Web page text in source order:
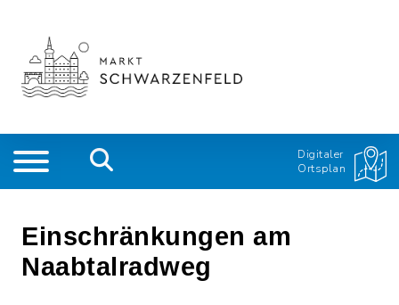
Digitaler
Ortsplan
Einschränkungen am
Naabtalradweg